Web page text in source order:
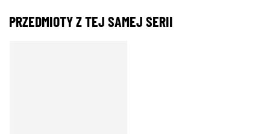
PRZEDMIOTY Z TEJ SAMEJ SERII